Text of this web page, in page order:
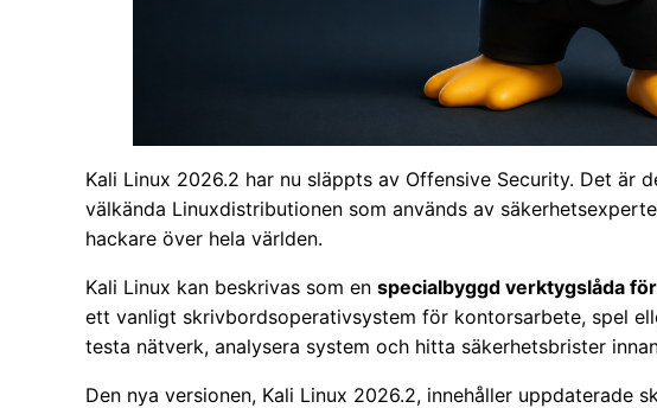
Kali Linux 2026.2 har nu släppts av Offensive Security. Det är
välkända Linuxdistributionen som används av
hackare över hela världen.
Kali Linux kan beskrivas som en specialbyggd verktygslåda
ett vanligt skrivbordsoperativsystem för kontorsarbete, spel
testa nätverk, analysera system och hitta säkerhetsbrister
Den nya versionen, Kali Linux 2026.2, innehåller uppdaterade